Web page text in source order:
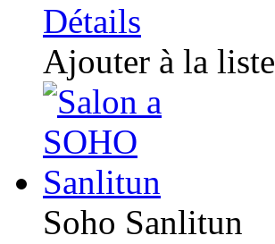
Détails
Ajouter à la liste
Soho Sanlitun